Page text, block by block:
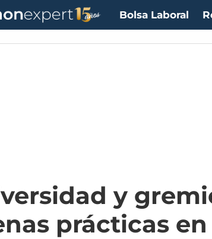
Bolsa Laboral
y
prácticas